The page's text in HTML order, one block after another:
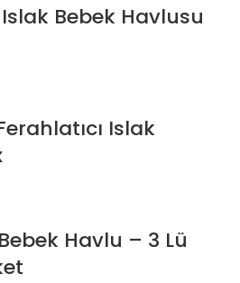
Bebek Havlusu
Islak
Havlu – 3 Lü